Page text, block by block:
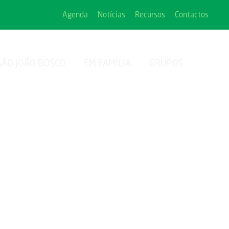
Agenda Notícias Recursos Contactos